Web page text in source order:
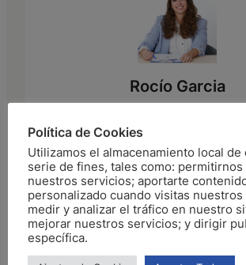
Rocío Garcia
Conóceme
Twitter LinkedIn Instagram
Política de Cookies
Utilizamos el almacenamiento local de
serie de fines, tales como: permitirnos
nuestros servicios; aportarte
personalizado cuando visitas
medir y analizar el tráfico en nuestro
mejorar nuestros servicios; y dirigir
específica.